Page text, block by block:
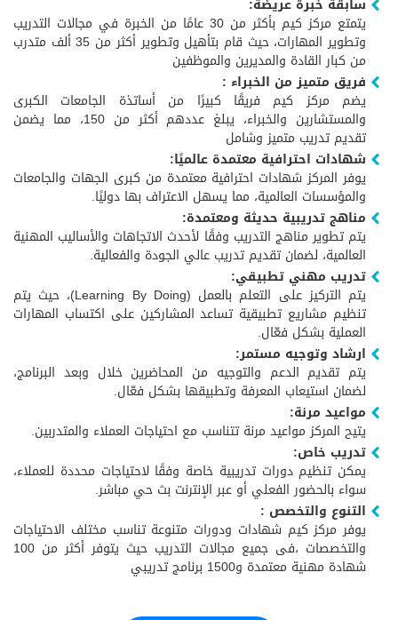
يتمتع مركز كيم بأكثر من 30 عامًا من الخبرة في مجالات التدريب
وتطوير المهارات، حيث قام بتأهيل وتطوير أكثر من 35 ألف متدرب
من كبار القادة والمديرين والموظفين
فريق متميز من الخبراء :
يضم مركز كيم فريقًا كبيرًا من أساتذة الجامعات الكبرى
والمستشارين والخبراء، يبلغ عددهم أكثر من 150، مما يضمن
تقديم تدريب متميز وشامل
شهادات احترافية معتمدة عالميًا:
يوفر المركز شهادات احترافية معتمدة من كبرى الجهات والجامعات
والمؤسسات العالمية، مما يسهل الاعتراف بها دوليًا.
مناهج تدريبية حديثة ومعتمدة:
يتم تطوير مناهج التدريب وفقًا لأحدث الاتجاهات والأساليب المهنية
العالمية، لضمان تقديم تدريب عالي الجودة والفعالية.
تدريب مهني تطبيقي:
يتم التركيز على التعلم بالعمل (Learning By Doing)، حيث يتم
تنظيم مشاريع تطبيقية تساعد المشاركين على اكتساب المهارات
العملية بشكل فعّال.
ارشاد وتوجيه مستمر:
يتم تقديم الدعم والتوجيه من المحاضرين خلال وبعد البرنامج،
لضمان استيعاب المعرفة وتطبيقها بشكل فعّال.
مواعيد مرنة:
يتيح المركز مواعيد مرنة تتناسب مع احتياجات العملاء والمتدربين.
تدريب خاص:
يمكن تنظيم دورات تدريبية خاصة وفقًا لاحتياجات محددة للعملاء،
سواء بالحضور الفعلي أو عبر الإنترنت بث حي مباشر.
التنوع والتخصص :
يوفر مركز كيم شهادات ودورات متنوعة تناسب مختلف الاحتياجات
والتخصصات ،فى جميع مجالات التدريب حيث يتوفر أكثر من 100
شهادة مهنية معتمدة و1500 برنامج تدريبي